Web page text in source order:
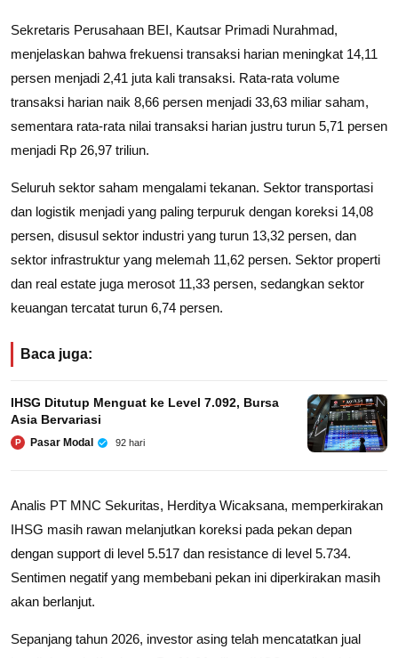
Sekretaris Perusahaan BEI, Kautsar Primadi Nurahmad,
menjelaskan bahwa frekuensi transaksi harian meningkat 14,11
persen menjadi 2,41 juta kali transaksi. Rata-rata volume
transaksi harian naik 8,66 persen menjadi 33,63 miliar saham,
sementara rata-rata nilai transaksi harian justru turun 5,71 persen
menjadi Rp 26,97 triliun.
Seluruh sektor saham mengalami tekanan. Sektor transportasi
dan logistik menjadi yang paling terpuruk dengan koreksi 14,08
persen, disusul sektor industri yang turun 13,32 persen, dan
sektor infrastruktur yang melemah 11,62 persen. Sektor properti
dan real estate juga merosot 11,33 persen, sedangkan sektor
keuangan tercatat turun 6,74 persen.
Baca juga:
IHSG Ditutup Menguat ke Level 7.092, Bursa
Asia Bervariasi
P Pasar Modal 92 hari
Analis PT MNC Sekuritas, Herditya Wicaksana, memperkirakan
IHSG masih rawan melanjutkan koreksi pada pekan depan
dengan support di level 5.517 dan resistance di level 5.734.
Sentimen negatif yang membebani pekan ini diperkirakan masih
akan berlanjut.
Sepanjang tahun 2026, investor asing telah mencatatkan jual